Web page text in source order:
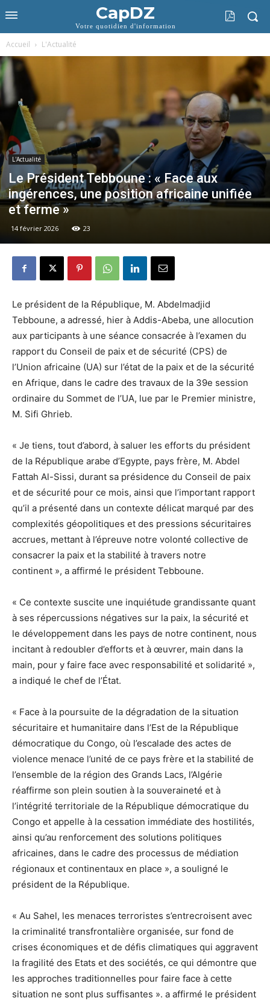
CapDZ
Votre quotidien d'information
Accueil L'Actualité
L'Actualité
Le Président Tebboune : « Face aux
ingérences, une position africaine unifiée
et ferme »
14 février 2026 23
Le président de la République, M. Abdelmadjid
Tebboune, a adressé, hier à Addis-Abeba, une allocution
aux participants à une séance consacrée à l’examen du
rapport du Conseil de paix et de sécurité (CPS) de
l’Union africaine (UA) sur l’état de la paix et de la sécurité
en Afrique, dans le cadre des travaux de la 39e session
ordinaire du Sommet de l’UA, lue par le Premier ministre,
M. Sifi Ghrieb.
« Je tiens, tout d’abord, à saluer les efforts du président
de la République arabe d’Egypte, pays frère, M. Abdel
Fattah Al-Sissi, durant sa présidence du Conseil de paix
et de sécurité pour ce mois, ainsi que l’important rapport
qu’il a présenté dans un contexte délicat marqué par des
complexités géopolitiques et des pressions sécuritaires
accrues, mettant à l’épreuve notre volonté collective de
consacrer la paix et la stabilité à travers notre
continent », a affirmé le président Tebboune.
« Ce contexte suscite une inquiétude grandissante quant
à ses répercussions négatives sur la paix, la sécurité et
le développement dans les pays de notre continent, nous
incitant à redoubler d’efforts et à œuvrer, main dans la
main, pour y faire face avec responsabilité et solidarité »,
a indiqué le chef de l’État.
« Face à la poursuite de la dégradation de la situation
sécuritaire et humanitaire dans l’Est de la République
démocratique du Congo, où l’escalade des actes de
violence menace l’unité de ce pays frère et la stabilité de
l’ensemble de la région des Grands Lacs, l’Algérie
réaffirme son plein soutien à la souveraineté et à
l’intégrité territoriale de la République démocratique du
Congo et appelle à la cessation immédiate des hostilités,
ainsi qu’au renforcement des solutions politiques
africaines, dans le cadre des processus de médiation
régionaux et continentaux en place », a souligné le
président de la République.
« Au Sahel, les menaces terroristes s’entrecroisent avec
la criminalité transfrontalière organisée, sur fond de
crises économiques et de défis climatiques qui aggravent
la fragilité des Etats et des sociétés, ce qui démontre que
les approches traditionnelles pour faire face à cette
situation ne sont plus suffisantes ». a affirmé le président